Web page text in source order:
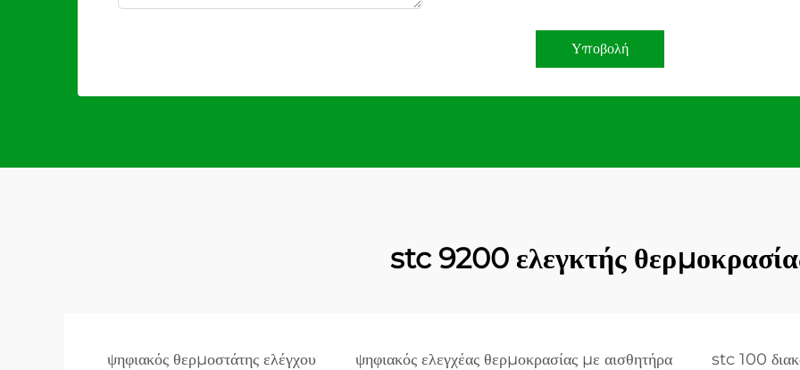
Υποβολή
stc 9200 ελεγκτής
ψηφιακός θερμοστάτης ελέγχου ψηφιακός ελεγχέας θερμοκρασίας με αισθητήρα stc 100